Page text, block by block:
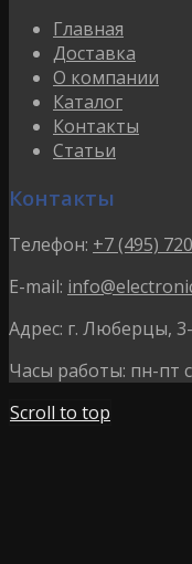
Главная
Доставка
О компании
Каталог
Контакты
Статьи
Контакты
Телефон: +7 (495)
E-mail:
Адрес: г. Люберцы,
Часы работы: пн-пт
Scroll to top